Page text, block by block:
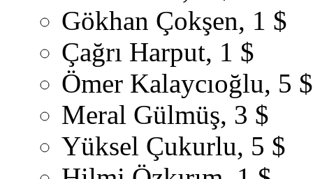
Gökhan Çokşen, 1 $
Çağrı Harput, 1 $
Ömer Kalaycıoğlu, 5 $
Meral Gülmüş, 3 $
Yüksel Çukurlu, 5 $